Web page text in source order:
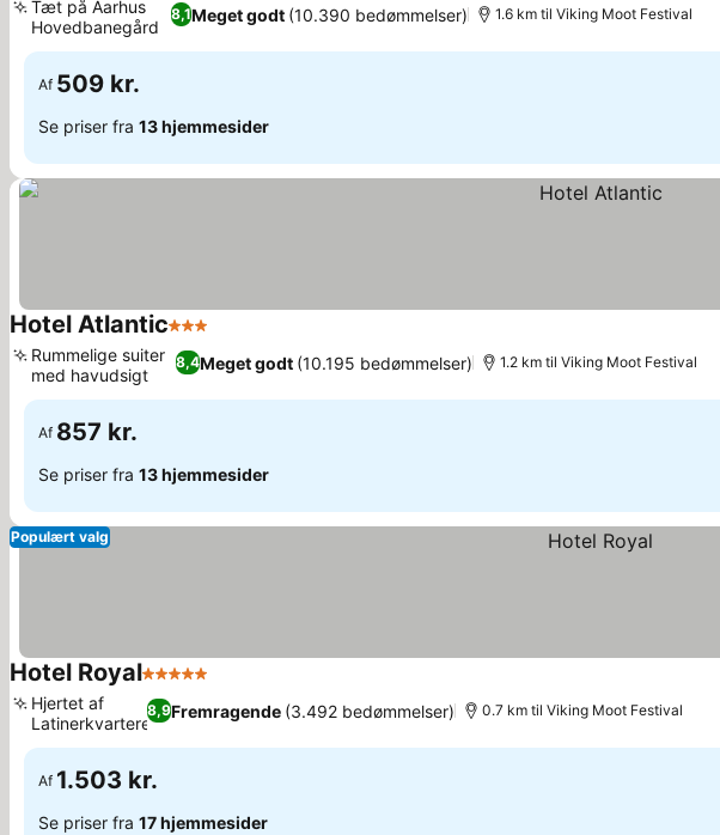
8,1Meget godt (10.390 bedømmelser)
Tæt på Aarhus
Hovedbanegård
1.6 km til Viking Moot Festival
Af 509 kr.
Se priser fra 13 hjemmesider
Hotel Atlantic3 Stjerner
8,4Meget godt (10.195 bedømmelser)
Rummelige suiter
med havudsigt
1.2 km til Viking Moot Festival
Af 857 kr.
Se priser fra 13 hjemmesider
Populært valg
Hotel Royal5 Stjerner
8,9Fremragende (3.492 bedømmelser)
Hjertet af
Latinerkvarteret
0.7 km til Viking Moot Festival
Af 1.503 kr.
Se priser fra 17 hjemmesider